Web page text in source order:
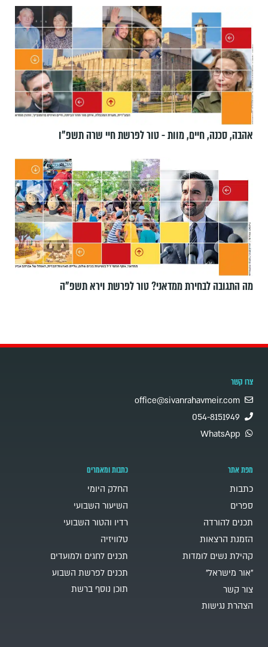
אהבה, סכנה, חיים, מוות - טור לפרשת חיי שרה תשפ"ו
מה התגובה לבחירת ממדאני? טור לפרשת וירא תשפ"ה
צרו קשר
office@sivanrahavmeir.com
054-8151949
WhatsApp
מפת אתר
כתבות
ספרים
תכנים להורדה
הזמנת הרצאות
קהילת נשים לומדות
"אור מישראל"
צור קשר
הצהרת נגישות
כתבות ומאמרים
החלק היומי
השיעור השבועי
רדיו והטור השבועי
טלוויזיה
תכנים לחגים ולמועדים
תכנים לפרשת השבוע
תוכן נוסף ברשת